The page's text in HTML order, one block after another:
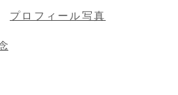
プロフィール写真